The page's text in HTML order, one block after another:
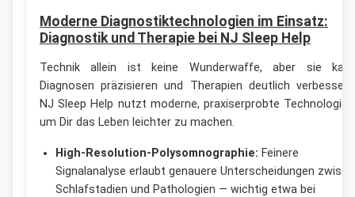
Moderne Diagnostiktechnologien im Einsatz:
Diagnostik und Therapie bei NJ Sleep Help
Technik allein ist keine Wunderwaffe, aber sie
Diagnosen präzisieren und Therapien deutlich
NJ Sleep Help nutzt moderne, praxiserprobte
um Dir das Leben leichter zu machen.
High-Resolution-Polysomnographie: Feinere
Signalanalyse erlaubt genauere Unterscheidungen
Schlafstadien und Pathologien — wichtig etwa bei